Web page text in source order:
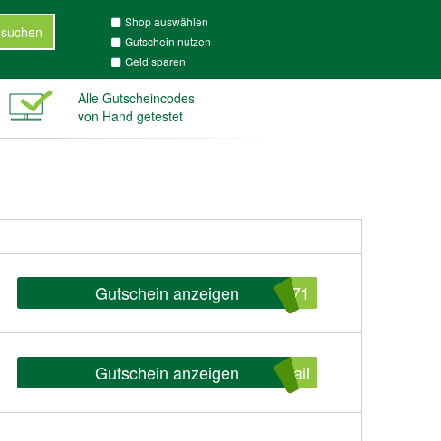
suchen
Shop auswählen
Gutschein nutzen
Geld sparen
Alle Gutscheincodes
von Hand getestet
Gutschein anzeigen 871
Gutschein anzeigen ail